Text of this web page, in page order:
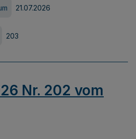
21.07.2026
203
Nr. 202 vom